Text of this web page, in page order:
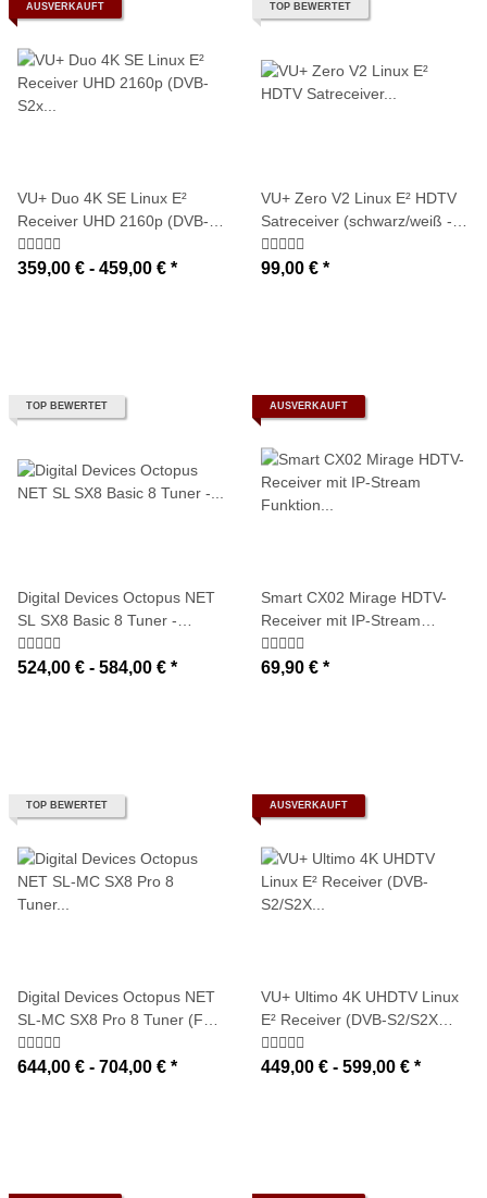
AUSVERKAUFT
VU+ Duo 4K SE Linux E²
Receiver UHD 2160p (DVB-
S2x FBC Frontend / DVB-C
FBC Frontend / DVB-T2
359,00 € - 459,00 € *
TOP BEWERTET
VU+ Zero V2 Linux E² HDTV
Satreceiver (schwarz/weiß -
DVB-S2 Tuner)
99,00 € *
TOP BEWERTET
Digital Devices Octopus NET
SL SX8 Basic 8 Tuner -
SAT>IP Netzwerktuner (8x
DVB-S2X Tuner mit
524,00 € - 584,00 € *
AUSVERKAUFT
Smart CX02 Mirage HDTV-
Receiver mit IP-Stream
Funktion (SAT>IP Sender,
USB, LAN, Smart Stream)
69,90 € *
TOP BEWERTET
Digital Devices Octopus NET
SL-MC SX8 Pro 8 Tuner (Full-
Spectrum/Multicast) - SAT>IP
Netzwerktuner (8x DVB-S2X
644,00 € - 704,00 € *
AUSVERKAUFT
VU+ Ultimo 4K UHDTV Linux
E² Receiver (DVB-S2/S2X
FBC + DVB-C FBC + DVB-T2
MTSIF Dual Tuner / USB 3.0 /
449,00 € - 599,00 € *